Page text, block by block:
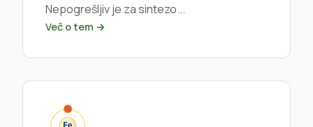
Nepogrešljiv je za sintezo...
Več o tem →